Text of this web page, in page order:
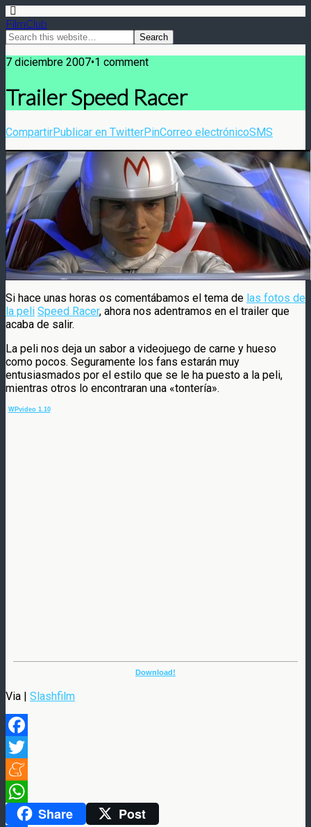
FilmClub
7 diciembre 2007•1 comment
Trailer Speed Racer
CompartirPublicar en TwitterPinCorreo electrónicoSMS
Si hace unas horas os comentábamos el tema de las fotos de
la peli Speed Racer, ahora nos adentramos en el trailer que
acaba de salir.
La peli nos deja un sabor a videojuego de carne y hueso
como pocos. Seguramente los fans estarán muy
entusiasmados por el estilo que se le ha puesto a la peli,
mientras otros lo encontraran una «tontería».
WPvideo 1.10
Download!
Via | Slashfilm
Facebook
Twitter
Meneame
WhatsAppShare Post